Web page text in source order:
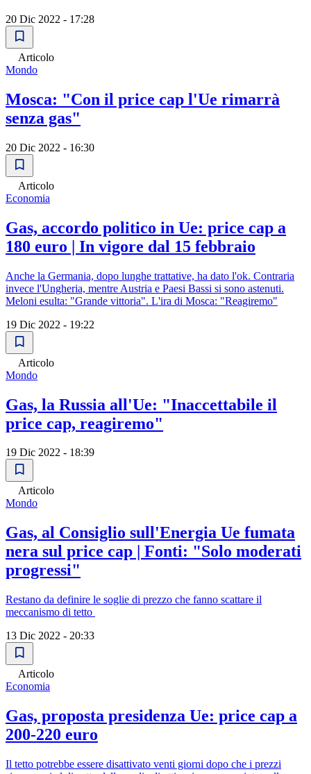
20 Dic 2022 - 17:28
Articolo
Mondo
Mosca: "Con il price cap l'Ue rimarrà
senza gas"
20 Dic 2022 - 16:30
Articolo
Economia
Gas, accordo politico in Ue: price cap a
180 euro | In vigore dal 15 febbraio
Anche la Germania, dopo lunghe trattative, ha dato l'ok. Contraria
invece l'Ungheria, mentre Austria e Paesi Bassi si sono astenuti.
Meloni esulta: "Grande vittoria". L'ira di Mosca: "Reagiremo"
19 Dic 2022 - 19:22
Articolo
Mondo
Gas, la Russia all'Ue: "Inaccettabile il
price cap, reagiremo"
19 Dic 2022 - 18:39
Articolo
Mondo
Gas, al Consiglio sull'Energia Ue fumata
nera sul price cap | Fonti: "Solo moderati
progressi"
Restano da definire le soglie di prezzo che fanno scattare il
meccanismo di tetto
13 Dic 2022 - 20:33
Articolo
Economia
Gas, proposta presidenza Ue: price cap a
200-220 euro
Il tetto potrebbe essere disattivato venti giorni dopo che i prezzi